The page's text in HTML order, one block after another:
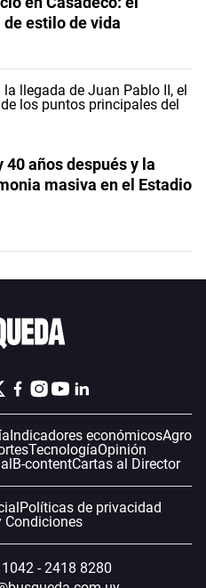
estilo de vida
40 años después y la
masiva en el Estadio
Indicadores económicosAgro
TecnologíaOpinión
B-contentCartas al Director
Políticas de privacidad
Condiciones
- 2418 8280